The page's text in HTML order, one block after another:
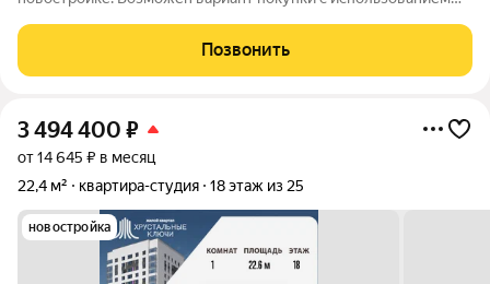
отделка под ключ. Квартира располагается на 17 этаже 25-
этажного дома в ЖК Хрустальные
Позвонить
3 494 400 ₽
от 14 645 ₽ в месяц
22,4 м²
квартира-студия 18 этаж из 25
новостройка